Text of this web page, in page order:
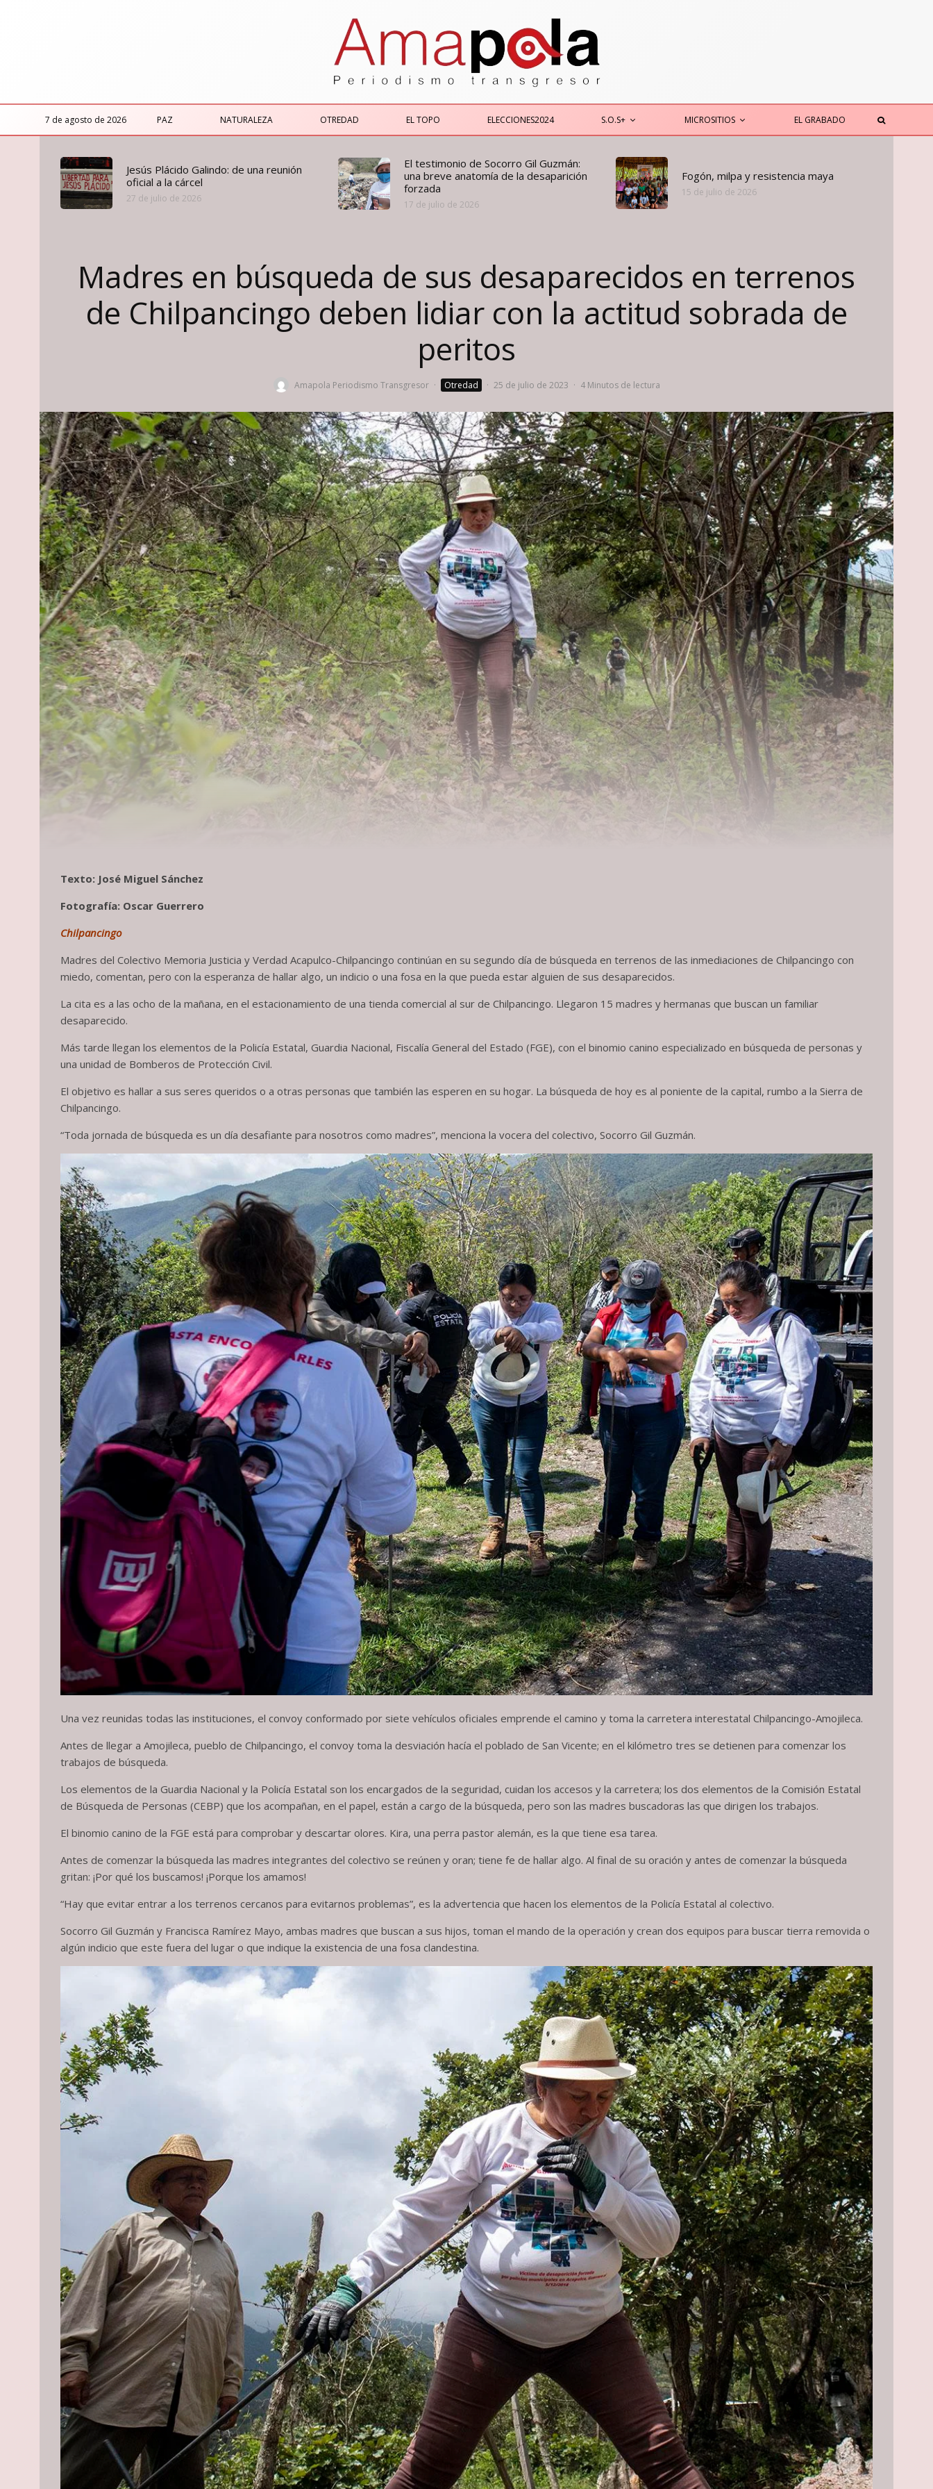
7 de agosto de 2026 PAZ NATURALEZA OTREDAD EL TOPO ELECCIONES2024 S.O.S+ MICROSITIOS EL GRABADO
Jesús Plácido Galindo: de una reunión
oficial a la cárcel
27 de julio de 2026
El testimonio de Socorro Gil Guzmán:
una breve anatomía de la desaparición
forzada
17 de julio de 2026
Fogón, milpa y resistencia maya
15 de julio de 2026
Madres en búsqueda de sus desaparecidos en terrenos
de Chilpancingo deben lidiar con la actitud sobrada de
peritos
Amapola Periodismo Transgresor · Otredad · 25 de julio de 2023 · 4 Minutos de lectura
Texto: José Miguel Sánchez
Fotografía: Oscar Guerrero
Chilpancingo
Madres del Colectivo Memoria Justicia y Verdad Acapulco-Chilpancingo continúan en su segundo día de búsqueda en terrenos de las inmediaciones de Chilpancingo con
miedo, comentan, pero con la esperanza de hallar algo, un indicio o una fosa en la que pueda estar alguien de sus desaparecidos.
La cita es a las ocho de la mañana, en el estacionamiento de una tienda comercial al sur de Chilpancingo. Llegaron 15 madres y hermanas que buscan un familiar
desaparecido.
Más tarde llegan los elementos de la Policía Estatal, Guardia Nacional, Fiscalía General del Estado (FGE), con el binomio canino especializado en búsqueda de personas y
una unidad de Bomberos de Protección Civil.
El objetivo es hallar a sus seres queridos o a otras personas que también las esperen en su hogar. La búsqueda de hoy es al poniente de la capital, rumbo a la Sierra de
Chilpancingo.
“Toda jornada de búsqueda es un día desafiante para nosotros como madres”, menciona la vocera del colectivo, Socorro Gil Guzmán.
Una vez reunidas todas las instituciones, el convoy conformado por siete vehículos oficiales emprende el camino y toma la carretera interestatal Chilpancingo-Amojileca.
Antes de llegar a Amojileca, pueblo de Chilpancingo, el convoy toma la desviación hacía el poblado de San Vicente; en el kilómetro tres se detienen para comenzar los
trabajos de búsqueda.
Los elementos de la Guardia Nacional y la Policía Estatal son los encargados de la seguridad, cuidan los accesos y la carretera; los dos elementos de la Comisión Estatal
de Búsqueda de Personas (CEBP) que los acompañan, en el papel, están a cargo de la búsqueda, pero son las madres buscadoras las que dirigen los trabajos.
El binomio canino de la FGE está para comprobar y descartar olores. Kira, una perra pastor alemán, es la que tiene esa tarea.
Antes de comenzar la búsqueda las madres integrantes del colectivo se reúnen y oran; tiene fe de hallar algo. Al final de su oración y antes de comenzar la búsqueda
gritan: ¡Por qué los buscamos! ¡Porque los amamos!
“Hay que evitar entrar a los terrenos cercanos para evitarnos problemas”, es la advertencia que hacen los elementos de la Policía Estatal al colectivo.
Socorro Gil Guzmán y Francisca Ramírez Mayo, ambas madres que buscan a sus hijos, toman el mando de la operación y crean dos equipos para buscar tierra removida o
algún indicio que este fuera del lugar o que indique la existencia de una fosa clandestina.